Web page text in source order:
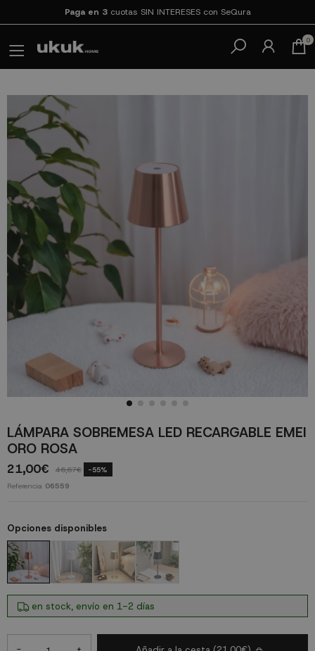
Paga en 3cuotas SIN INTERESES con SeQura
0
LÁMPARA SOBREMESA LED RECARGABLE EMEI
ORO ROSA
21,00€ 46,67€ -55%
Referencia 06559
Opciones disponibles
en stock, envío en 1-2 días